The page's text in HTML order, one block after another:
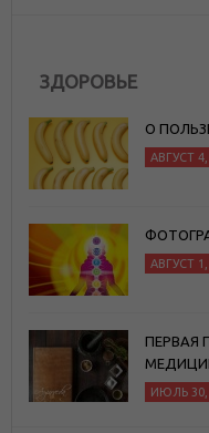
ЗДОРОВЬЕ
О
АВГУСТ 4,
АВГУСТ 1,
ПЕРВАЯ
ИЮЛЬ 30,